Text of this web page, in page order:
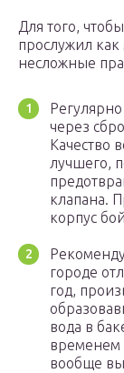
Для того,
прослужил
несложные
через
Качество
лучшего,
клапана.
корпус
городе
год,
вода в
временем
вообще